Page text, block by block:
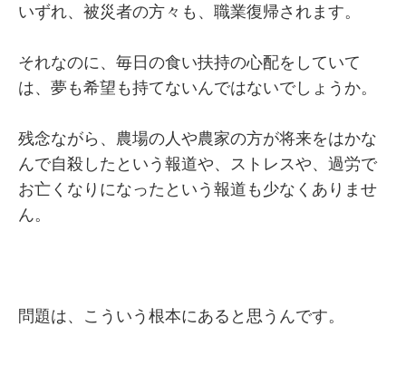
いずれ、被災者の方々も、職業復帰されます。
それなのに、毎日の食い扶持の心配をしていて
は、夢も希望も持てないんではないでしょうか。
残念ながら、農場の人や農家の方が将来をはかな
んで自殺したという報道や、ストレスや、過労で
お亡くなりになったという報道も少なくありませ
ん。
問題は、こういう根本にあると思うんです。